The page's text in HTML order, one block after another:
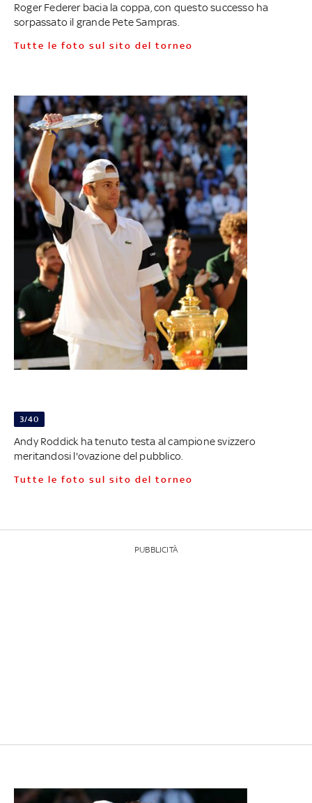
Roger Federer bacia la coppa, con questo successo ha
sorpassato il grande Pete Sampras.
Tutte le foto sul sito del torneo
3/40
Andy Roddick ha tenuto testa al campione svizzero
meritandosi l'ovazione del pubblico.
Tutte le foto sul sito del torneo
PUBBLICITÀ